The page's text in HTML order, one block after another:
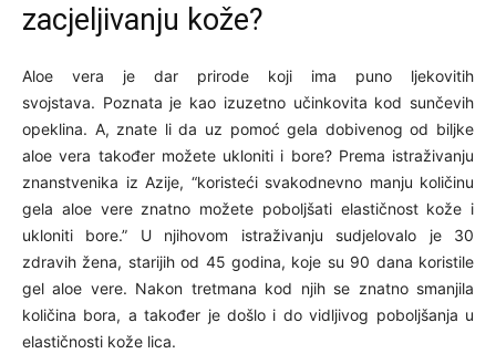
zacjeljivanju kože?
Aloe vera je dar prirode koji ima puno ljekovitih
svojstava. Poznata je kao izuzetno učinkovita kod sunčevih
opeklina. A, znate li da uz pomoć gela dobivenog od biljke
aloe vera također možete ukloniti i bore? Prema istraživanju
znanstvenika iz Azije, “koristeći svakodnevno manju količinu
gela aloe vere znatno možete poboljšati elastičnost kože i
ukloniti bore.” U njihovom istraživanju sudjelovalo je 30
zdravih žena, starijih od 45 godina, koje su 90 dana koristile
gel aloe vere. Nakon tretmana kod njih se znatno smanjila
količina bora, a također je došlo i do vidljivog poboljšanja u
elastičnosti kože lica.